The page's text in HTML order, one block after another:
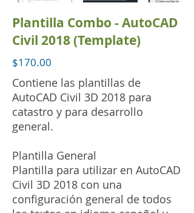
Plantilla Combo - AutoCAD
Civil 2018 (Template)
$170.00
Contiene las plantillas de
AutoCAD Civil 3D 2018 para
catastro y para desarrollo
general.
Plantilla General
Plantilla para utilizar en AutoCAD
Civil 3D 2018 con una
configuración general de todos